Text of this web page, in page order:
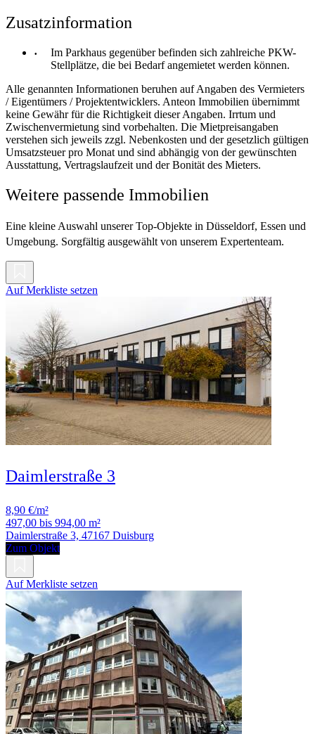
Zusatzinformation
Im Parkhaus gegenüber befinden sich zahlreiche PKW-
Stellplätze, die bei Bedarf angemietet werden können.
Alle genannten Informationen beruhen auf Angaben des Vermieters
/ Eigentümers / Projektentwicklers. Anteon Immobilien übernimmt
keine Gewähr für die Richtigkeit dieser Angaben. Irrtum und
Zwischenvermietung sind vorbehalten. Die Mietpreisangaben
verstehen sich jeweils zzgl. Nebenkosten und der gesetzlich gültigen
Umsatzsteuer pro Monat und sind abhängig von der gewünschten
Ausstattung, Vertragslaufzeit und der Bonität des Mieters.
Weitere passende Immobilien
Eine kleine Auswahl unserer Top-Objekte in Düsseldorf, Essen und
Umgebung. Sorgfältig ausgewählt von unserem Expertenteam.
Auf Merkliste setzen
Daimlerstraße 3
8,90 €/m²
497,00 bis 994,00 m²
Daimlerstraße 3, 47167 Duisburg
Zum Objekt
Auf Merkliste setzen